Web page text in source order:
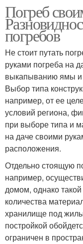
Погреб
погребов
Не стоит путать
руками погреба на
выкапыванию ямы и
Выбор типа
например, от ее
условий региона,
при выборе типа и
на даче своими
расположения.
Отдельно стоящую
например,
домом, однако
количества
хранилище под
постройкой
ограничен в